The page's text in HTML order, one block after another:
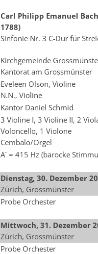
Carl Philipp Emanuel
1788)
Sinfonie Nr. 3 C-Dur für
Kirchgemeinde
Kantorat am Grossmünster
Eveleen Olson, Violine
N.N., Violine
Kantor Daniel Schmid
3 Violine I, 3 Violine II, 2
Voloncello, 1 Violone
Cembalo/Orgel
A` = 415 Hz (barocke
Dienstag, 30. Dezember
Zürich, Grossmünster
Probe Orchester
Mittwoch, 31. Dezember
Zürich, Grossmünster
Probe Orchester